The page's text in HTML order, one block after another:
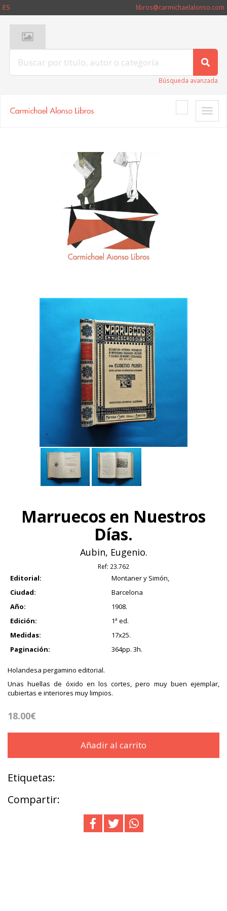
ES libros@carmichaelalonso.com
Búsqueda avanzada
Toggle
Marruecos en Nuestros
Días.
Aubin, Eugenio.
Ref: 23.762
Editorial:
Montaner y Simón,
Ciudad:
Barcelona
Año:
1908.
Edición:
1ª ed.
Medidas:
17x25.
Paginación:
364pp. 3h.
Holandesa pergamino editorial.
Unas huellas de óxido en los cortes, pero muy buen ejemplar,
cubiertas e interiores muy limpios.
18.00€
Añadir al carrito
Etiquetas:
Compartir: